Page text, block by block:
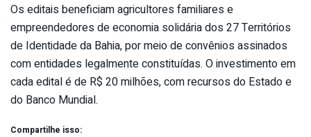
Os editais beneficiam agricultores familiares e
empreendedores de economia solidária dos 27 Territórios
de Identidade da Bahia, por meio de convênios assinados
com entidades legalmente constituídas. O investimento em
cada edital é de R$ 20 milhões, com recursos do Estado e
do Banco Mundial.
Compartilhe isso: